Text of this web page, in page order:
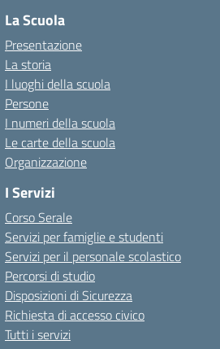
La Scuola
Presentazione
La storia
I luoghi della scuola
Persone
I numeri della scuola
Le carte della scuola
Organizzazione
I Servizi
Corso Serale
Servizi per famiglie e studenti
Servizi per il personale scolastico
Percorsi di studio
Disposizioni di Sicurezza
Richiesta di accesso civico
Tutti i servizi